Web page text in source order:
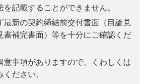
を記載することができません。
最新の契約締結前交付書面（目論見
書補完書面）等を十分にご確認くだ
意事項がありますので、くわしくは
ください。